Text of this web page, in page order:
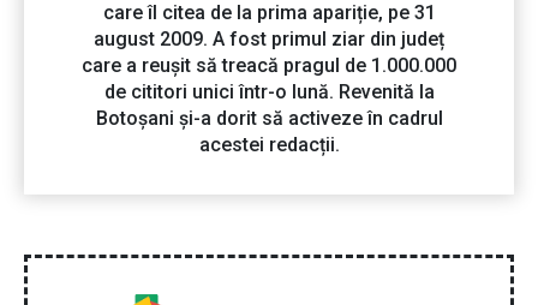
care îl citea de la prima apariție, pe 31
august 2009. A fost primul ziar din județ
care a reușit să treacă pragul de 1.000.000
de cititori unici într-o lună. Revenită la
Botoșani și-a dorit să activeze în cadrul
acestei redacții.